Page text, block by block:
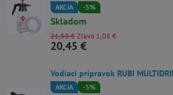
AKCIA -5%
Skladom
20,45 €
21,53 € Zľava 1,08 €
Vodiaci prípravok RUBI
AKCIA -5%